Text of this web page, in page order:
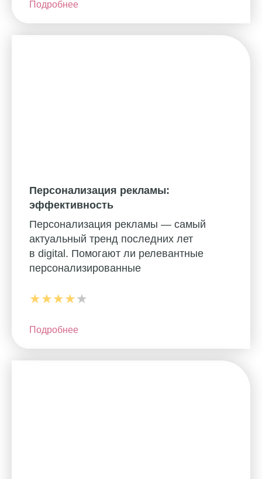
Подробнее
Персонализация рекламы:
эффективность
Персонализация рекламы — самый
актуальный тренд последних лет
в digital. Помогают ли релевантные
персонализированные
★★★★★
Подробнее